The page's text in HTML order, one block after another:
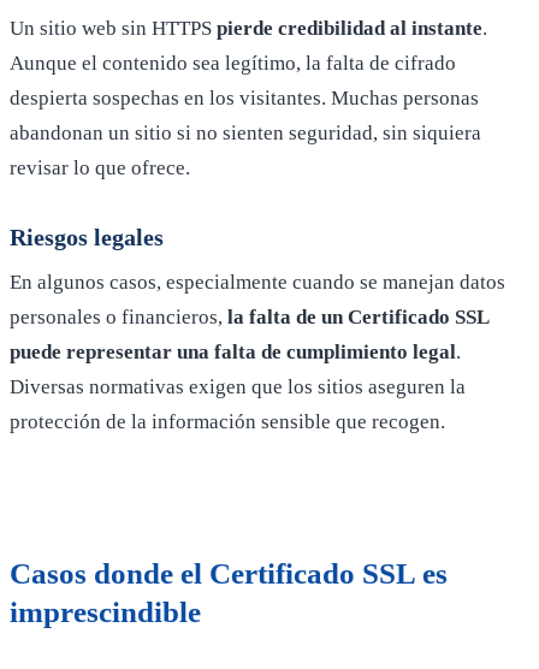
Un sitio web sin HTTPS pierde credibilidad al instante.
Aunque el contenido sea legítimo, la falta de cifrado
despierta sospechas en los visitantes. Muchas personas
abandonan un sitio si no sienten seguridad, sin siquiera
revisar lo que ofrece.
Riesgos legales
En algunos casos, especialmente cuando se manejan datos
personales o financieros, la falta de un Certificado SSL
puede representar una falta de cumplimiento legal.
Diversas normativas exigen que los sitios aseguren la
protección de la información sensible que recogen.
Casos donde el Certificado SSL es
imprescindible